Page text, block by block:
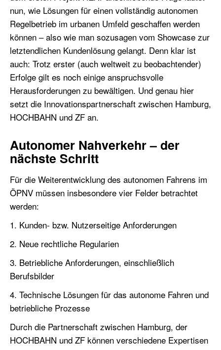
nun, wie Lösungen für einen vollständig autonomen
Regelbetrieb im urbanen Umfeld geschaffen werden
können – also wie man sozusagen vom Showcase zur
letztendlichen Kundenlösung gelangt. Denn klar ist
auch: Trotz erster (auch weltweit zu beobachtender)
Erfolge gilt es noch einige anspruchsvolle
Herausforderungen zu bewältigen. Und genau hier
setzt die Innovationspartnerschaft zwischen Hamburg,
HOCHBAHN und ZF an.
Autonomer Nahverkehr – der
nächste Schritt
Für die Weiterentwicklung des autonomen Fahrens im
ÖPNV müssen insbesondere vier Felder betrachtet
werden:
1. Kunden- bzw. Nutzerseitige Anforderungen
2. Neue rechtliche Regularien
3. Betriebliche Anforderungen, einschließlich
Berufsbilder
4. Technische Lösungen für das autonome Fahren und
betriebliche Prozesse
Durch die Partnerschaft zwischen Hamburg, der
HOCHBAHN und ZF können verschiedene Expertisen